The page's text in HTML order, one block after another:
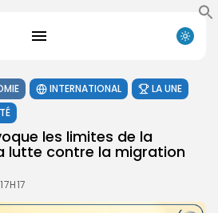
INTERNATIONAL
LA UNE
les limites de la
lutte contre la migration